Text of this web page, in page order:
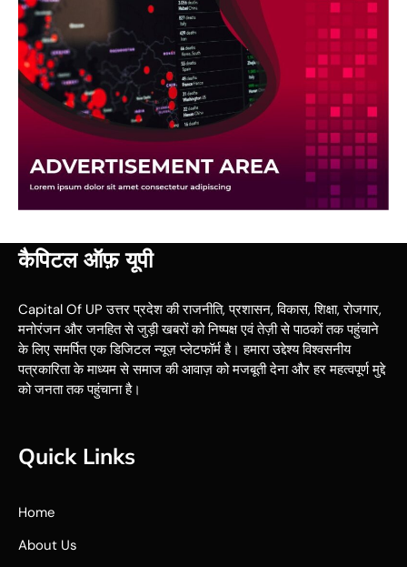
कैपिटल ऑफ़ यूपी
Capital Of UP उत्तर प्रदेश की राजनीति, प्रशासन, विकास, शिक्षा, रोजगार,
मनोरंजन और जनहित से जुड़ी खबरों को निष्पक्ष एवं तेज़ी से पाठकों तक पहुंचाने
के लिए समर्पित एक डिजिटल न्यूज़ प्लेटफॉर्म है। हमारा उद्देश्य विश्वसनीय
पत्रकारिता के माध्यम से समाज की आवाज़ को मजबूती देना और हर महत्वपूर्ण मुद्दे
को जनता तक पहुंचाना है।
Quick Links
Home
About Us